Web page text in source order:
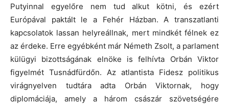
Putyinnal egyelőre nem tud alkut kötni, és ezért
Európával paktált le a Fehér Házban. A transzatlanti
kapcsolatok lassan helyreállnak, mert mindkét félnek ez
az érdeke. Erre egyébként már Németh Zsolt, a parlament
külügyi bizottságának elnöke is felhívta Orbán Viktor
figyelmét Tusnádfürdőn. Az atlantista Fidesz politikus
virágnyelven tudtára adta Orbán Viktornak, hogy
diplomáciája, amely a három császár szövetségére